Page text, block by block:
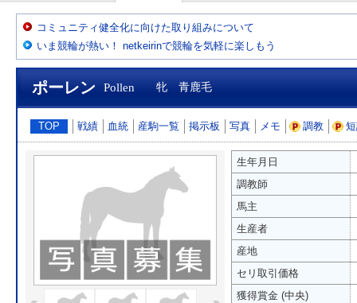
コミュニティ健全化に向けた取り組みについて
いま競輪が熱い！ netkeirinで競輪を気軽に楽しもう
ポーレン Pollen 牝 青鹿毛
TOP 戦績 血統 産駒一覧 掲示板 写真 メモ 調教
生年月日
調教師
馬主
生産者
産地
セリ取引価格
獲得賞金 (中央)